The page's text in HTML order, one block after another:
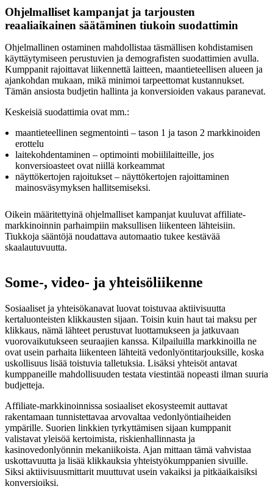
Ohjelmalliset kampanjat ja tarjousten
reaaliaikainen säätäminen tiukoin suodattimin
Ohjelmallinen ostaminen mahdollistaa täsmällisen kohdistamisen
käyttäytymiseen perustuvien ja demografisten suodattimien avulla.
Kumppanit rajoittavat liikennettä laitteen, maantieteellisen alueen ja
ajankohdan mukaan, mikä minimoi tarpeettomat kustannukset.
Tämän ansiosta budjetin hallinta ja konversioiden vakaus paranevat.
Keskeisiä suodattimia ovat mm.:
maantieteellinen segmentointi – tason 1 ja tason 2 markkinoiden
erottelu
laitekohdentaminen – optimointi mobiililaitteille, jos
konversioasteet ovat niillä korkeammat
näyttökertojen rajoitukset – näyttökertojen rajoittaminen
mainosväsymyksen hallitsemiseksi.
Oikein määritettyinä ohjelmalliset kampanjat kuuluvat affiliate-
markkinoinnin parhaimpiin maksullisen liikenteen lähteisiin.
Tiukkoja sääntöjä noudattava automaatio tukee kestävää
skaalautuvuutta.
Some-, video- ja yhteisöliikenne
Sosiaaliset ja yhteisökanavat luovat toistuvaa aktiivisuutta
kertaluonteisten klikkausten sijaan. Toisin kuin haut tai maksu per
klikkaus, nämä lähteet perustuvat luottamukseen ja jatkuvaan
vuorovaikutukseen seuraajien kanssa. Kilpailuilla markkinoilla ne
ovat usein parhaita liikenteen lähteitä vedonlyöntitarjouksille, koska
uskollisuus lisää toistuvia talletuksia. Lisäksi yhteisöt antavat
kumppaneille mahdollisuuden testata viestintää nopeasti ilman suuria
budjetteja.
Affiliate-markkinoinnissa sosiaaliset ekosysteemit auttavat
rakentamaan tunnistettavaa arvovaltaa vedonlyöntiaiheiden
ympärille. Suorien linkkien tyrkyttämisen sijaan kumppanit
valistavat yleisöä kertoimista, riskienhallinnasta ja
kasinovedonlyönnin mekaniikoista. Ajan mittaan tämä vahvistaa
uskottavuutta ja lisää klikkauksia yhteistyökumppanien sivuille.
Siksi aktiivisuusmittarit muuttuvat usein vakaiksi ja pitkäaikaisiksi
konversioiksi.